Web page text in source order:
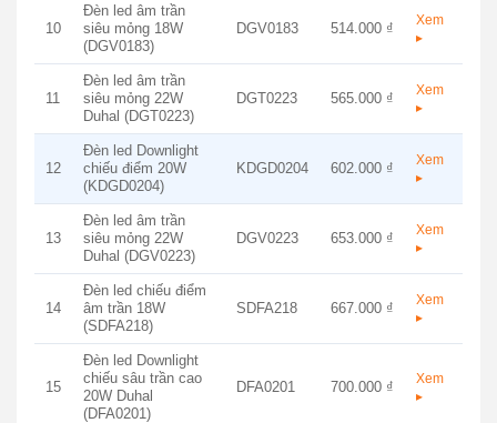
10
Đèn led âm trần
siêu mỏng 18W
(DGV0183)
DGV0183 514.000 ₫
Xem
▸
11
Đèn led âm trần
siêu mỏng 22W
Duhal (DGT0223)
DGT0223 565.000 ₫
Xem
▸
12
Đèn led Downlight
chiếu điểm 20W
(KDGD0204)
KDGD0204 602.000 ₫
Xem
▸
13
Đèn led âm trần
siêu mỏng 22W
Duhal (DGV0223)
DGV0223 653.000 ₫
Xem
▸
14
Đèn led chiếu điểm
âm trần 18W
(SDFA218)
SDFA218 667.000 ₫
Xem
▸
15
Đèn led Downlight
chiếu sâu trần cao
20W Duhal
(DFA0201)
DFA0201 700.000 ₫
Xem
▸